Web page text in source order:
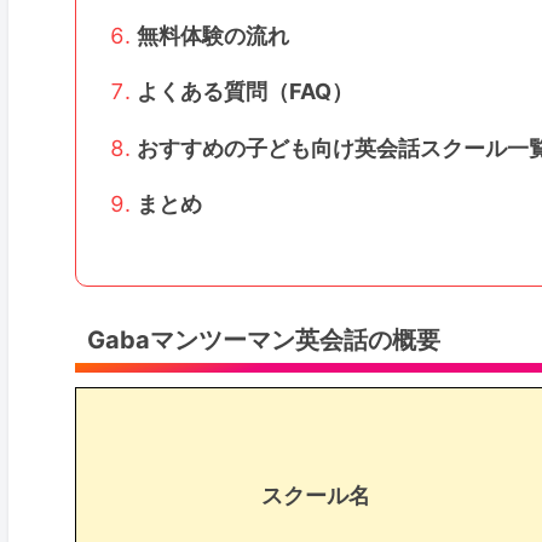
無料体験の流れ
よくある質問（FAQ）
おすすめの子ども向け英会話スクール一
まとめ
Gabaマンツーマン英会話の概要
スクール名